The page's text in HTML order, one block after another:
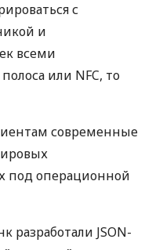
с
и
всеми
или NFC, то
современные
под операционной
разработали JSON-